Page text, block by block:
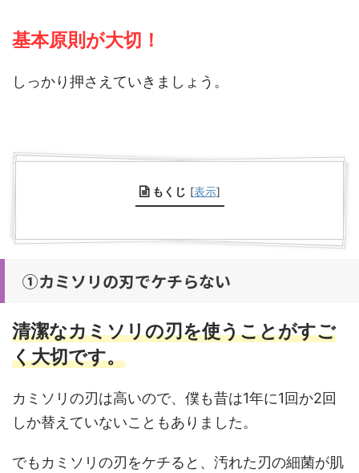
基本原則が大切！
しっかり押さえていきましょう。
もくじ [表示]
①カミソリの刃でケチらない
清潔なカミソリの刃を使うことがすご
く大切です。
カミソリの刃は高いので、僕も昔は1年に1回か2回
しか替えていないこともありました。
でもカミソリの刃をケチると、汚れた刃の細菌が肌